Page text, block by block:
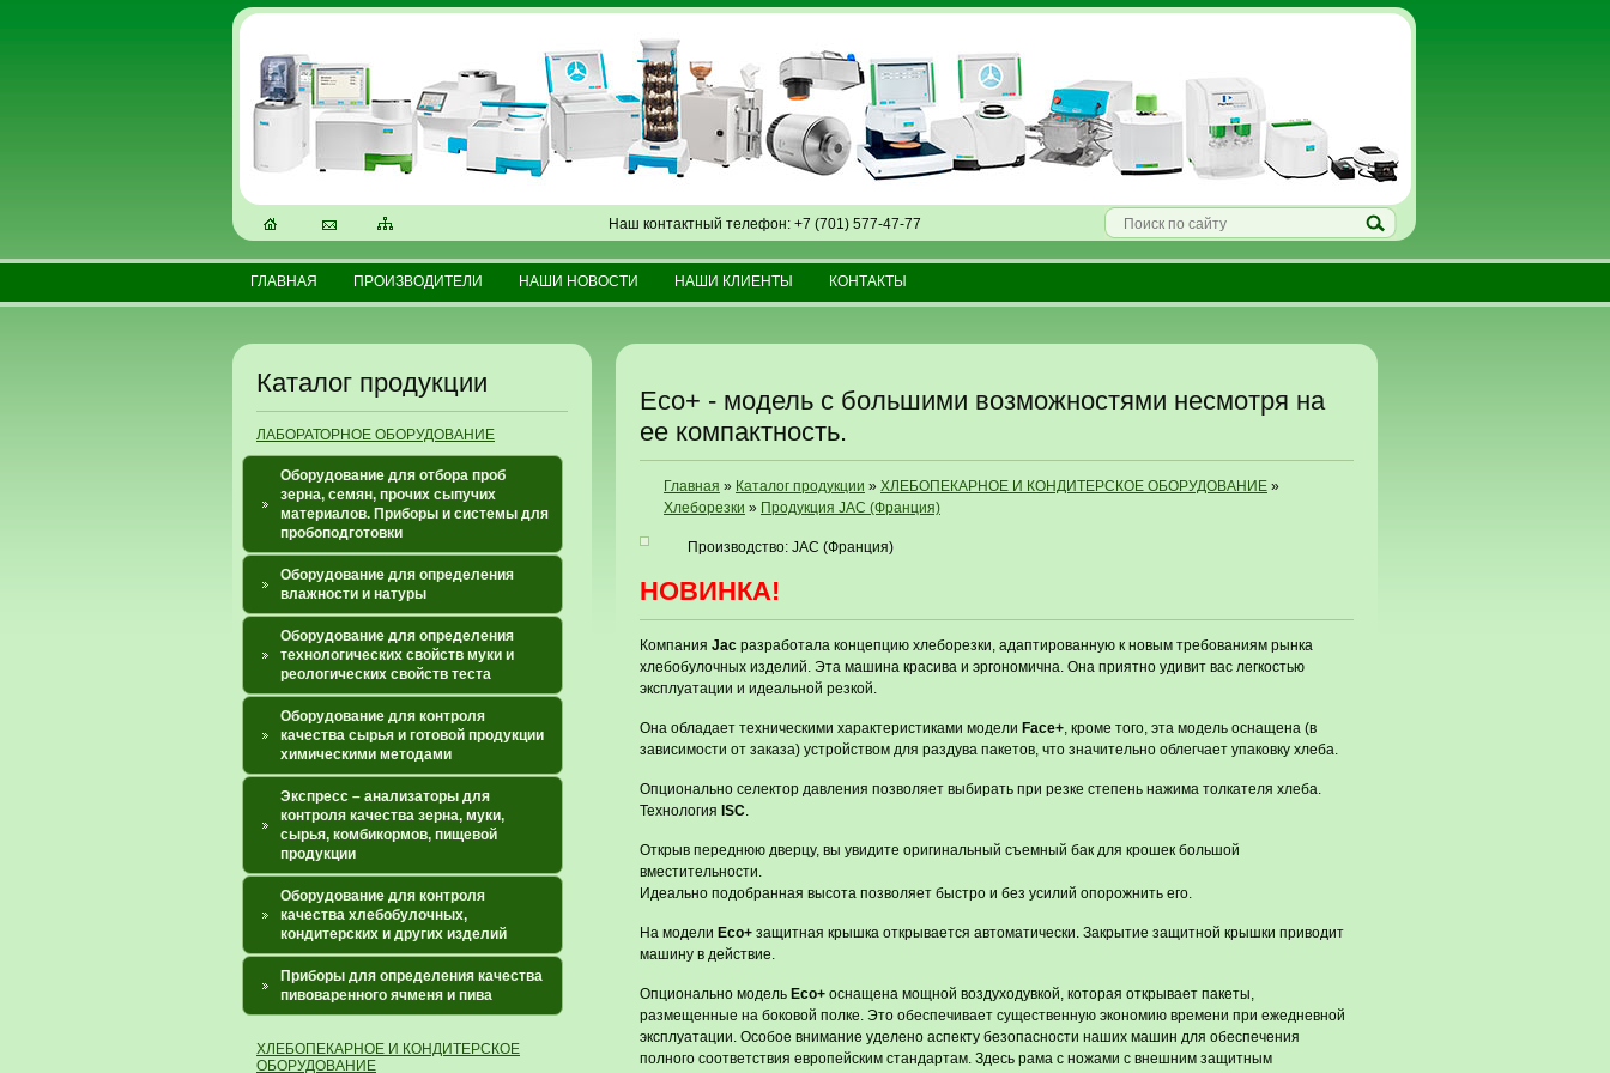
Наш контактный телефон: +7 (701) 577-47-77
ГЛАВНАЯ ПРОИЗВОДИТЕЛИ НАШИ НОВОСТИ НАШИ КЛИЕНТЫ КОНТАКТЫ
Каталог продукции
ЛАБОРАТОРНОЕ ОБОРУДОВАНИЕ
Оборудование для отбора проб
зерна, семян, прочих сыпучих
материалов. Приборы и системы для
пробоподготовки
Оборудование для определения
влажности и натуры
Оборудование для определения
технологических свойств муки и
реологических свойств теста
Оборудование для контроля
качества сырья и готовой продукции
химическими методами
Экспресс – анализаторы для
контроля качества зерна, муки,
сырья, комбикормов, пищевой
продукции
Оборудование для контроля
качества хлебобулочных,
кондитерских и других изделий
Приборы для определения качества
пивоваренного ячменя и пива
ХЛЕБОПЕКАРНОЕ И КОНДИТЕРСКОЕ
ОБОРУДОВАНИЕ
Eco+ - модель с большими возможностями несмотря на
ее компактность.
Главная » Каталог продукции » ХЛЕБОПЕКАРНОЕ И КОНДИТЕРСКОЕ ОБОРУДОВАНИЕ »
Хлеборезки » Продукция JAC (Франция)
Производство: JAC (Франция)
НОВИНКА!
Компания Jac разработала концепцию хлеборезки, адаптированную к новым требованиям рынка
хлебобулочных изделий. Эта машина красива и эргономична. Она приятно удивит вас легкостью
эксплуатации и идеальной резкой.
Она обладает техническими характеристиками модели Face+, кроме того, эта модель оснащена (в
зависимости от заказа) устройством для раздува пакетов, что значительно облегчает упаковку хлеба.
Опционально селектор давления позволяет выбирать при резке степень нажима толкателя хлеба.
Технология ISC.
Открыв переднюю дверцу, вы увидите оригинальный съемный бак для крошек большой
вместительности.
Идеально подобранная высота позволяет быстро и без усилий опорожнить его.
На модели Eco+ защитная крышка открывается автоматически. Закрытие защитной крышки приводит
машину в действие.
Опционально модель Eco+ оснащена мощной воздуходувкой, которая открывает пакеты,
размещенные на боковой полке. Это обеспечивает существенную экономию времени при ежедневной
эксплуатации. Особое внимание уделено аспекту безопасности наших машин для обеспечения
полного соответствия европейским стандартам. Здесь рама с ножами с внешним защитным